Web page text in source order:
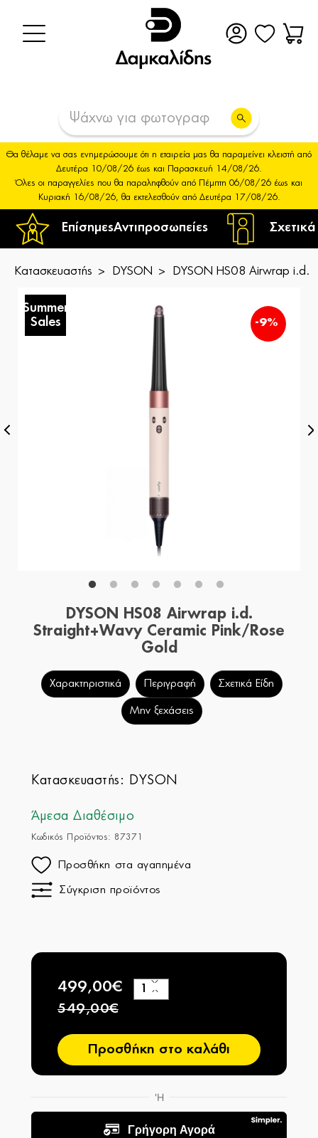
ΕπίσημεςΑντιπροσωπείες
Θα θέλαμε να σας ενημερώσουμε ότι η εταιρεία μας θα παραμείνει κλειστή από
Δευτέρα 10/08/26 έως και Παρασκευή 14/08/26.
Όλες οι παραγγελίες που θα παραληφθούν από Πέμπτη 06/08/26 έως και
Κυριακή 16/08/26, θα εκτελεσθούν από Δευτέρα 17/08/26.
Κατασκευαστής DYSON DYSON HS08 Airwrap i.d.
Summer
Sales
-9%
DYSON HS08 Airwrap i.d.
Straight+Wavy Ceramic Pink/Rose
Gold
Χαρακτηριστικά Περιγραφή Σχετικά Είδη
Μην ξεχάσεις
Κατασκευαστής: DYSON
Άμεσα Διαθέσιμο
Κωδικός Προϊόντος: 87371
Προσθήκη στα αγαπημένα
Σύγκριση προϊόντος
499,00€
549,00€
−
+
Προσθήκη στο καλάθι